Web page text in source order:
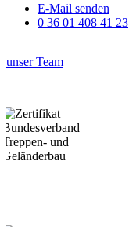
E-Mail senden
0 36 01 408 41 23
unser Team